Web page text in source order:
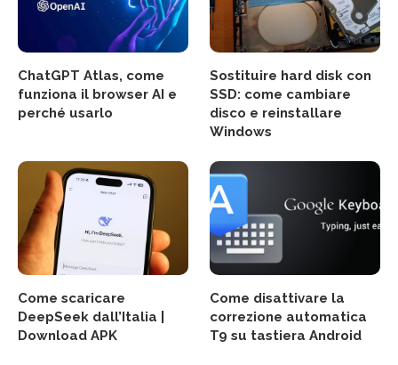
ChatGPT Atlas, come
funziona il browser AI e
perché usarlo
Sostituire hard disk con
SSD: come cambiare
disco e reinstallare
Windows
Come scaricare
DeepSeek dall’Italia |
Download APK
Come disattivare la
correzione automatica
T9 su tastiera Android